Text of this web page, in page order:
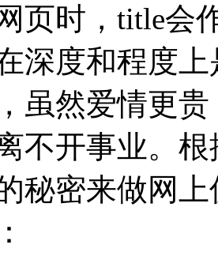
页时，title会
深度和程度
虽然爱情更
不开事业。
秘密来做网